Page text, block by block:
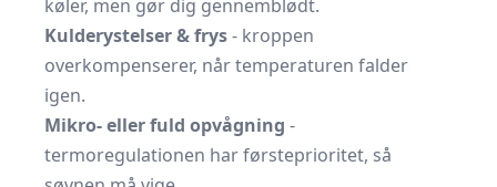
køler, men gør dig gennemblødt.
Kulderystelser & frys- kroppen
overkompenserer, når temperaturen falder
igen.
Mikro- eller fuld opvågning -
termoregulationen har førsteprioritet, så